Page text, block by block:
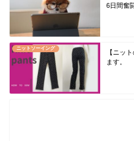
6日間奮
ニットソーイング
【ニッ
ます。